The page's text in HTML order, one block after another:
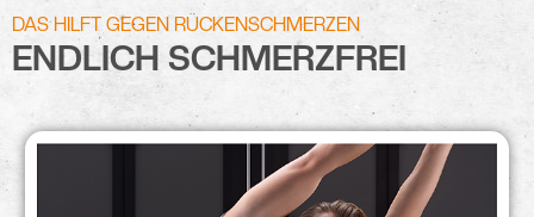
DAS HILFT GEGEN RÜCKENSCHMERZEN
ENDLICH SCHMERZFREI